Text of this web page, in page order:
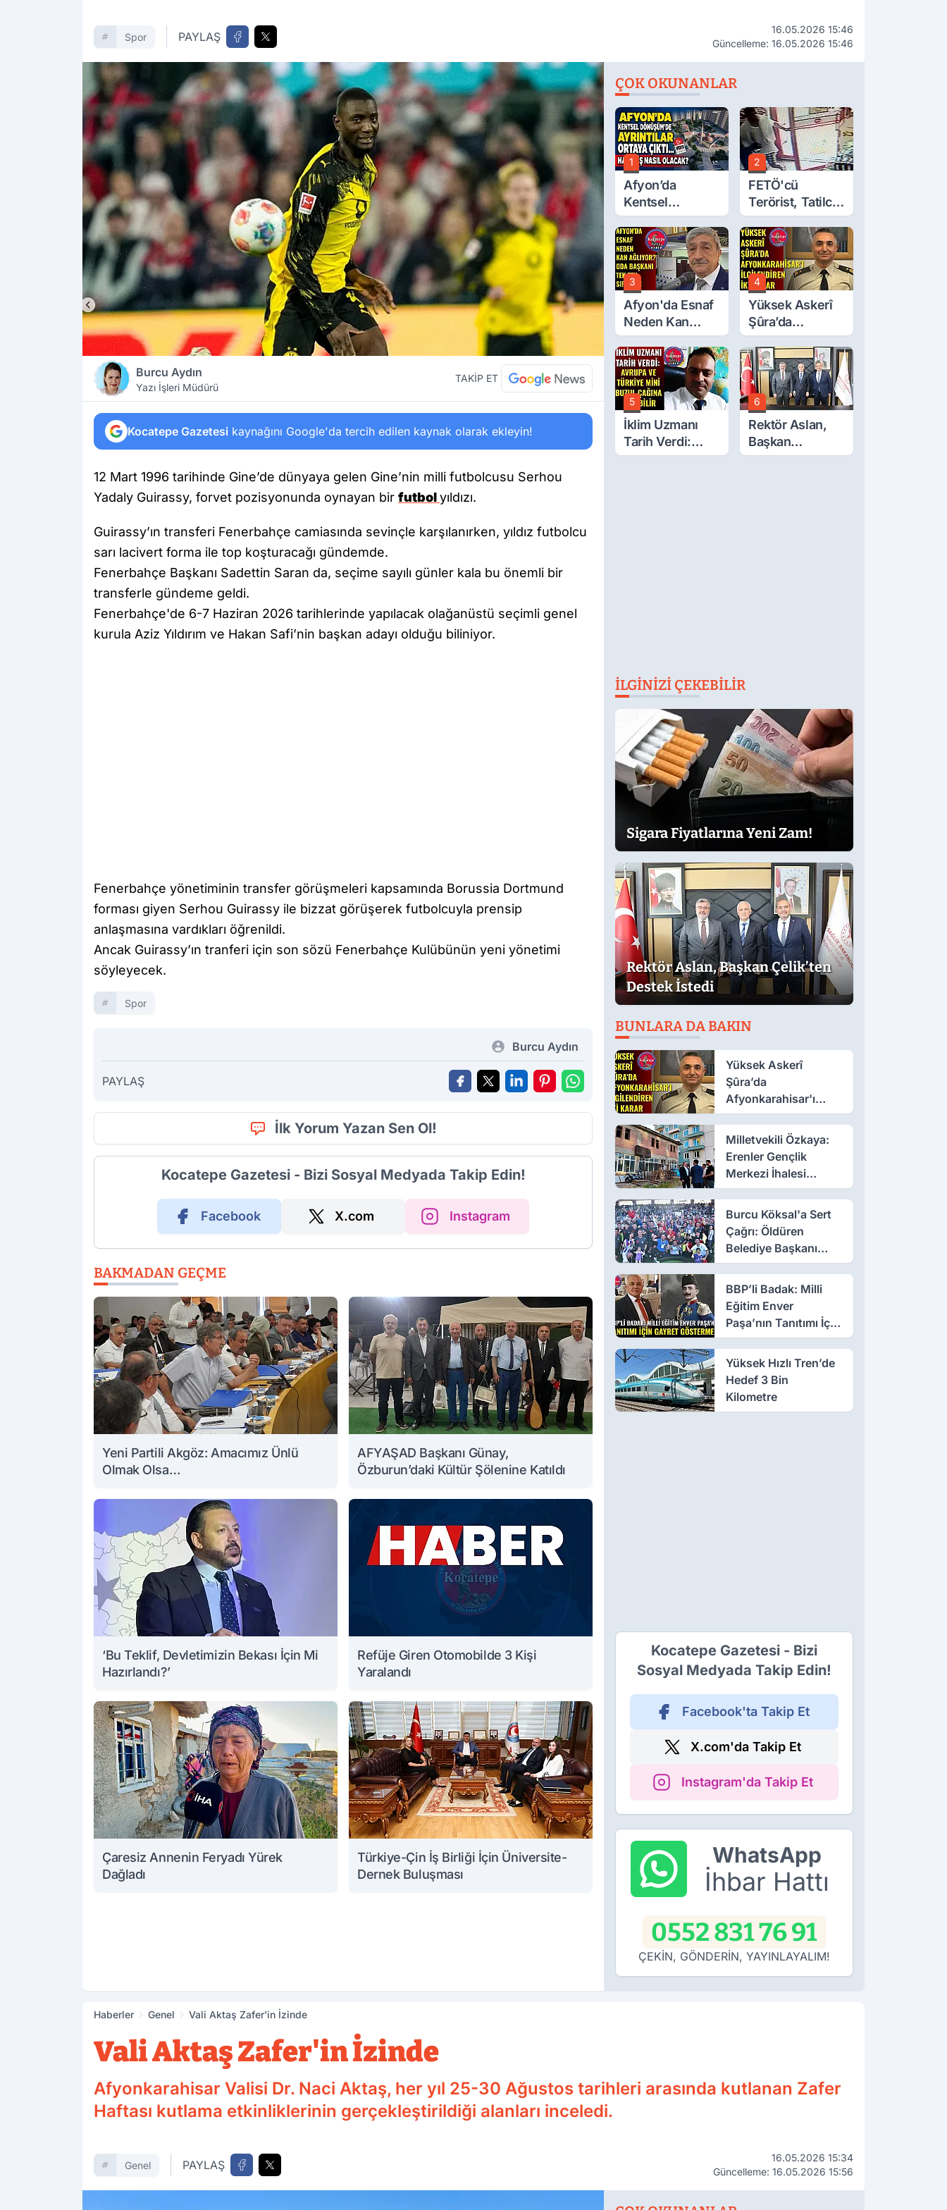
Spor PAYLAŞ
16.05.2026 15:46
Güncelleme: 16.05.2026 15:46
Burcu Aydın
Yazı İşleri Müdürü
TAKİP ET
Kocatepe Gazetesi kaynağını Google'da tercih edilen kaynak olarak ekleyin!
12 Mart 1996 tarihinde Gine’de dünyaya gelen Gine’nin milli futbolcusu Serhou
Yadaly Guirassy, forvet pozisyonunda oynayan bir futbolyıldızı.
Guirassy’ın transferi Fenerbahçe camiasında sevinçle karşılanırken, yıldız futbolcu
sarı lacivert forma ile top koşturacağı gündemde.
Fenerbahçe Başkanı Sadettin Saran da, seçime sayılı günler kala bu önemli bir
transferle gündeme geldi.
Fenerbahçe'de 6-7 Haziran 2026 tarihlerinde yapılacak olağanüstü seçimli genel
kurula Aziz Yıldırım ve Hakan Safi’nin başkan adayı olduğu biliniyor.
Fenerbahçe yönetiminin transfer görüşmeleri kapsamında Borussia Dortmund
forması giyen Serhou Guirassy ile bizzat görüşerek futbolcuyla prensip
anlaşmasına vardıkları öğrenildi.
Ancak Guirassy’ın tranferi için son sözü Fenerbahçe Kulübünün yeni yönetimi
söyleyecek.
Spor
Burcu Aydın
PAYLAŞ
İlk Yorum Yazan Sen Ol!
Kocatepe Gazetesi - Bizi Sosyal Medyada Takip Edin!
Facebook X.com Instagram
BAKMADAN GEÇME
Yeni Partili Akgöz: Amacımız Ünlü
Olmak Olsa…
AFYAŞAD Başkanı Günay,
Özburun’daki Kültür Şölenine Katıldı
‘Bu Teklif, Devletimizin Bekası İçin Mi
Hazırlandı?’
Refüje Giren Otomobilde 3 Kişi
Yaralandı
Çaresiz Annenin Feryadı Yürek
Dağladı
Türkiye-Çin İş Birliği İçin Üniversite-
Dernek Buluşması
ÇOK OKUNANLAR
1
Afyon’da
Kentsel
Dönüşüm’de
Ayrıntılar Ortaya
Çıktı… Hakediş
Nasıl Olacak?
2
FETÖ'cü
Terörist, Tatilci
Gibi Kaçmış
3
Afyon'da Esnaf
Neden Kan
Ağlıyor? Oda
Başkanı Tek Tek
Sıraladı
4
Yüksek Askerî
Şûra’da
Afyonkarahisar'ı
İlgilendiren İki
Karar
5
İklim Uzmanı
Tarih Verdi:
Avrupa Ve
6
Rektör Aslan,
Başkan
Çelik’ten Destek
İLGINIZI ÇEKEBILIR
Sigara Fiyatlarına Yeni Zam!
Rektör Aslan, Başkan Çelik’ten
Destek İstedi
BUNLARA DA BAKIN
Yüksek Askerî
Şûra’da
Afyonkarahisar'ı
İlgilendiren İki Karar
Milletvekili Özkaya:
Erenler Gençlik
Merkezi İhalesi
Yakında
Burcu Köksal'a Sert
Çağrı: Öldüren
Belediye Başkanı
Olmayın!
BBP’li Badak: Milli
Eğitim Enver
Paşa’nın Tanıtımı İçin
Gayret Göstermeli
Yüksek Hızlı Tren’de
Hedef 3 Bin
Kilometre
Kocatepe Gazetesi - Bizi
Sosyal Medyada Takip Edin!
Facebook'ta Takip Et
X.com'da Takip Et
Instagram'da Takip Et
WhatsApp
İhbar Hattı
0552 831 76 91
ÇEKİN, GÖNDERİN, YAYINLAYALIM!
Haberler Genel Vali Aktaş Zafer'in İzinde
Vali Aktaş Zafer'in İzinde
Afyonkarahisar Valisi Dr. Naci Aktaş, her yıl 25-30 Ağustos tarihleri arasında kutlanan Zafer
Haftası kutlama etkinliklerinin gerçekleştirildiği alanları inceledi.
Genel PAYLAŞ
16.05.2026 15:34
Güncelleme: 16.05.2026 15:56